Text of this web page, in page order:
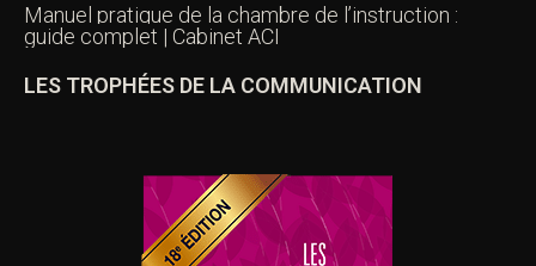
Manuel pratique de la chambre de l’instruction :
guide complet | Cabinet ACI
LES TROPHÉES DE LA COMMUNICATION